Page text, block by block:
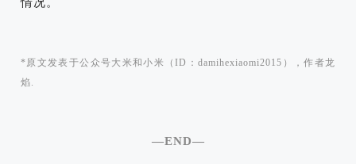
*原文发表于公众号大米和小米（ID：damihexiaomi2015），作者龙
焰.
—END—